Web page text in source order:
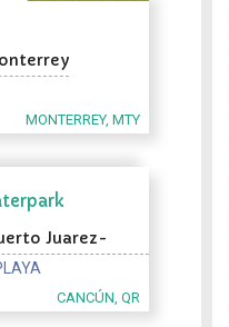
MONTERREY, MTY
Juarez-
CANCÚN, QR